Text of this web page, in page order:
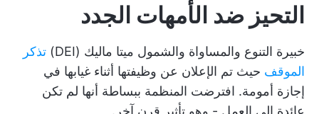
التحيز ضد الأمهات الجدد
خبيرة التنوع والمساواة والشمول ميتا ماليك (DEI)
تذكر
الموقف حيث تم الإعلان عن وظيفتها أثناء غيابها في
إجازة أمومة. افترضت المنظمة ببساطة أنها لم تكن
عائدة إلى العمل - وهو تأثير قرن آخر.